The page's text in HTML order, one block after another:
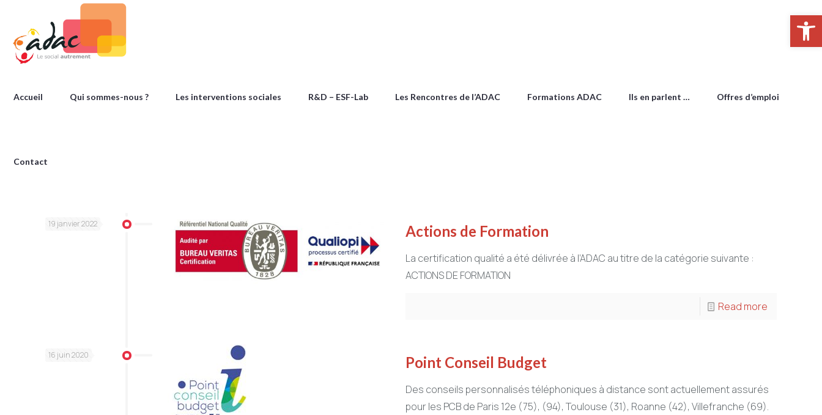
Ouvrir
Accueil Qui sommes-nous ? Les interventions sociales R&D – ESF-Lab Les Rencontres de l’ADAC Formations ADAC Ils en parlent … Offres d’emploi
Contact
19 janvier 2022 Actions de Formation
La certification qualité a été délivrée à l’ADAC au titre de la catégorie suivante :
ACTIONS DE FORMATION
Read more
16 juin 2020 Point Conseil Budget
Des conseils personnalisés téléphoniques à distance sont actuellement assurés
pour les PCB de Paris 12e (75), (94), Toulouse (31), Roanne (42), Villefranche (69).